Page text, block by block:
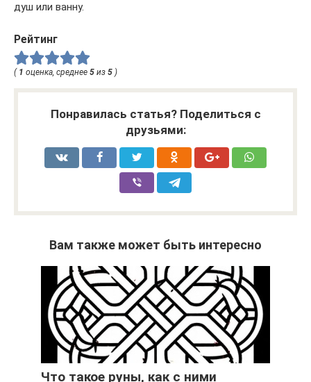
душ или ванну.
Рейтинг
( 1 оценка, среднее 5 из 5 )
Понравилась статья? Поделиться с
друзьями:
Вам также может быть интересно
Что такое руны, как с ними